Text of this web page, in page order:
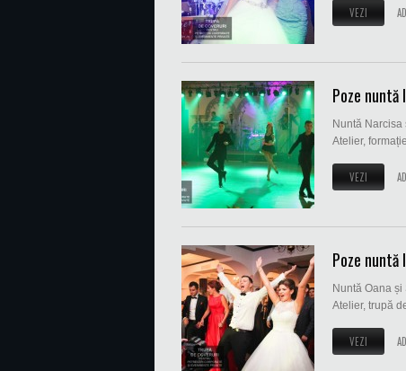
VEZI
Poze
Nuntă
Atelier,
VEZI
Poze
Nuntă Oana
Atelier, trupă
VEZI